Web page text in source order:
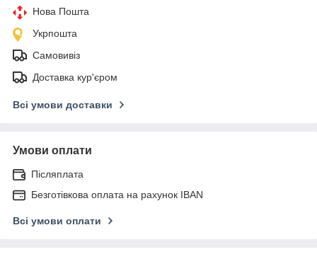
Нова Пошта
Укрпошта
Самовивіз
Доставка кур'єром
Всі умови доставки
Умови оплати
Післяплата
Безготівкова оплата на рахунок IBAN
Всі умови оплати